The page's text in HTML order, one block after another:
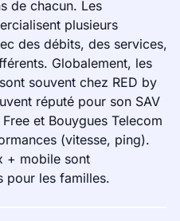
de chacun. Les
plusieurs
des débits, des services,
Globalement, les
souvent chez RED by
réputé pour son SAV
et Bouygues Telecom
(vitesse, ping).
+ mobile sont
pour les familles.